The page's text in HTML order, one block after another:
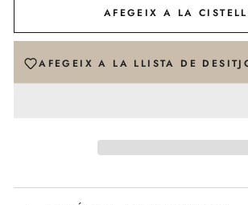
AFEGEIX A LA
AFEGEIX A LA LLISTA DE